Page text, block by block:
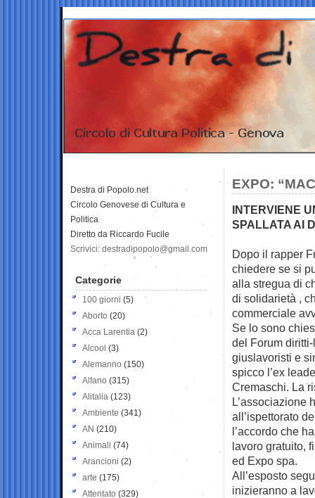
EXPO:
INTERVIENE
SPALLATA AI
Dopo il rapper
chiedere se si
alla stregua di
di solidarietà ,
commerciale
Se lo sono
del Forum
giuslavoristi e
spicco l’ex
Cremaschi. La
L’associazione
all’ispettorato
l’accordo che
lavoro gratuito,
ed Expo spa.
All’esposto
inizieranno a
Destra di Popolo.net
Circolo Genovese di Cultura e
Politica
Diretto da Riccardo Fucile
Scrivici: destradipopolo@gmail.com
Categorie
100 giorni (5)
Aborto (20)
Acca Larentia (2)
Alcool (3)
Alemanno (150)
Alfano (315)
Alitalia (123)
Ambiente (341)
AN (210)
Animali (74)
Arancioni (2)
arte (175)
Attentato (329)